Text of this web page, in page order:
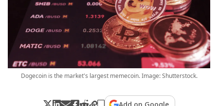
Dogecoin is the market's largest memecoin. Image: Shutterstock.